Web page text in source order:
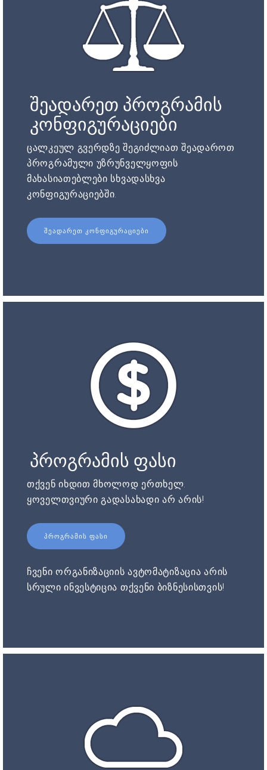
შეადარეთ პროგრამის
კონფიგურაციები
ცალკეულ გვერდზე შეგიძლიათ შეადაროთ
პროგრამული უზრუნველყოფის
მახასიათებლები სხვადასხვა
კონფიგურაციებში.
ᲨᲔᲐᲓᲐᲠᲔᲗ ᲙᲝᲜᲤᲘᲒᲣᲠᲐᲪᲘᲔᲑᲘ
პროგრამის ფასი
თქვენ იხდით მხოლოდ ერთხელ.
ყოველთვიური გადასახადი არ არის!
ᲞᲠᲝᲒᲠᲐᲛᲘᲡ ᲤᲐᲡᲘ
ჩვენი ორგანიზაციის ავტომატიზაცია არის
სრული ინვესტიცია თქვენი ბიზნესისთვის!